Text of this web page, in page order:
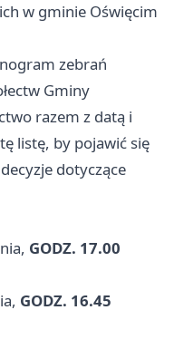
w gminie Oświęcim
zebrań
Gminy
razem z datą i
listę, by pojawić się
dotyczące
GODZ. 17.00
GODZ. 16.45